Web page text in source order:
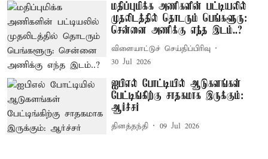
மதிப்புமிக்க அணிகளின் பட்டியலில்
முதலிடத்தில் தொடரும் பெங்களூரு:
சென்னை அணிக்கு எந்த இடம்..?
விளையாட்டுச் செய்திப்பிரிவு
30 Jul 2026
ஐபிஎல் போட்டியில் ஆடுகளங்கள்
பேட்டிங்கிற்கு சாதகமாக இருக்கும்:
ஆர்ச்சர்
தினத்தந்தி 09 Jul 2026